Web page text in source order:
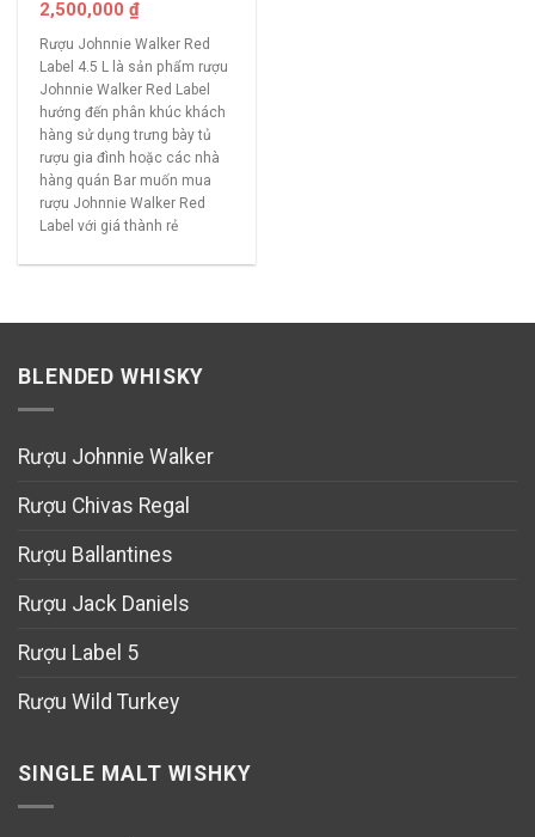
2,500,000 ₫
Rượu Johnnie Walker Red
Label 4.5 L là sản phẩm rượu
Johnnie Walker Red Label
hướng đến phân khúc khách
hàng sử dụng trưng bày tủ
rượu gia đình hoặc các nhà
hàng quán Bar muốn mua
rượu Johnnie Walker Red
Label với giá thành rẻ
BLENDED WHISKY
Rượu Johnnie Walker
Rượu Chivas Regal
Rượu Ballantines
Rượu Jack Daniels
Rượu Label 5
Rượu Wild Turkey
SINGLE MALT WISHKY